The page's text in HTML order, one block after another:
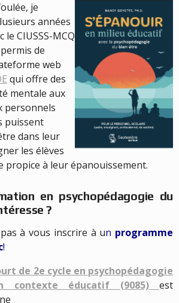
je
années
CIUSSS-MCQ
de
web
qui offre des
mentale aux
personnels
puissent
dans leur
les élèves
propice à leur épanouissement.
en psychopédagogie du
?
à vous inscrire à un programme
!
de 2e cycle en psychopédagogie
contexte éducatif (9085) est